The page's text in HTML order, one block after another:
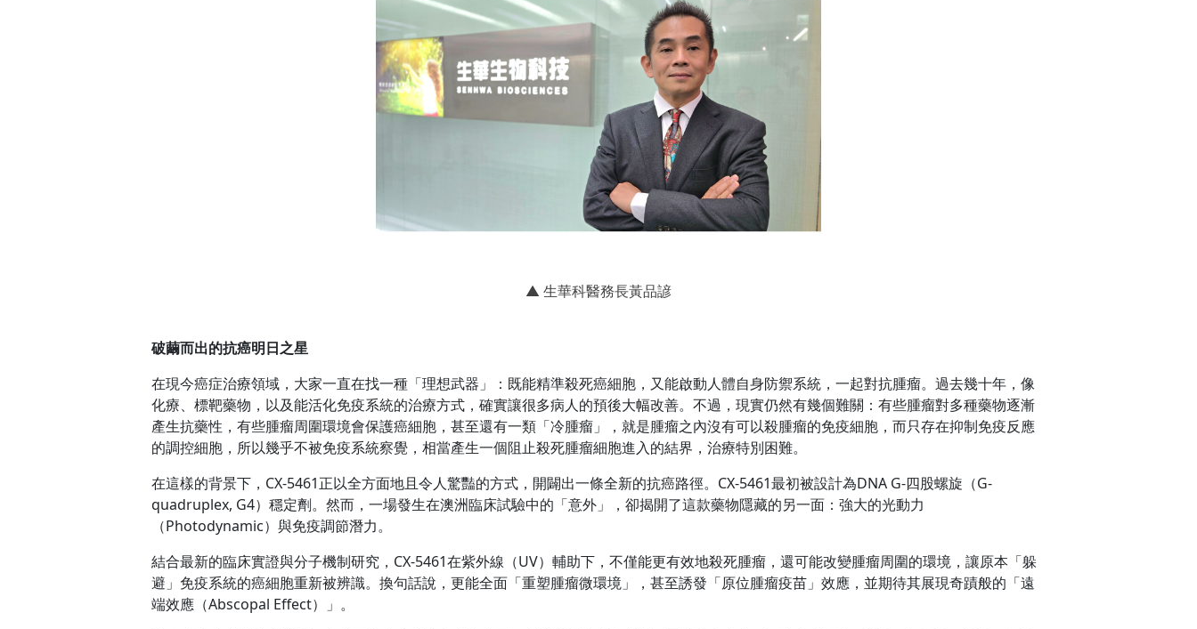
▲ 生華科醫務長黃品諺
破繭而出的抗癌明日之星
在現今癌症治療領域，大家一直在找一種「理想武器」：既能精準殺死癌細胞，又能啟動人體自身防禦系統，一起對抗腫瘤。過去幾十年，像
化療、標靶藥物，以及能活化免疫系統的治療方式，確實讓很多病人的預後大幅改善。不過，現實仍然有幾個難關：有些腫瘤對多種藥物逐漸
產生抗藥性，有些腫瘤周圍環境會保護癌細胞，甚至還有一類「冷腫瘤」，就是腫瘤之內沒有可以殺腫瘤的免疫細胞，而只存在抑制免疫反應
的調控細胞，所以幾乎不被免疫系統察覺，相當產生一個阻止殺死腫瘤細胞進入的結界，治療特別困難。
在這樣的背景下，CX-5461正以全方面地且令人驚豔的方式，開闢出一條全新的抗癌路徑。CX-5461最初被設計為DNA G-四股螺旋（G-
quadruplex, G4）穩定劑。然而，一場發生在澳洲臨床試驗中的「意外」，卻揭開了這款藥物隱藏的另一面：強大的光動力
（Photodynamic）與免疫調節潛力。
結合最新的臨床實證與分子機制研究，CX-5461在紫外線（UV）輔助下，不僅能更有效地殺死腫瘤，還可能改變腫瘤周圍的環境，讓原本「躲
避」免疫系統的癌細胞重新被辨識。換句話說，更能全面「重塑腫瘤微環境」，甚至誘發「原位腫瘤疫苗」效應，並期待其展現奇蹟般的「遠
端效應（Abscopal Effect）」。